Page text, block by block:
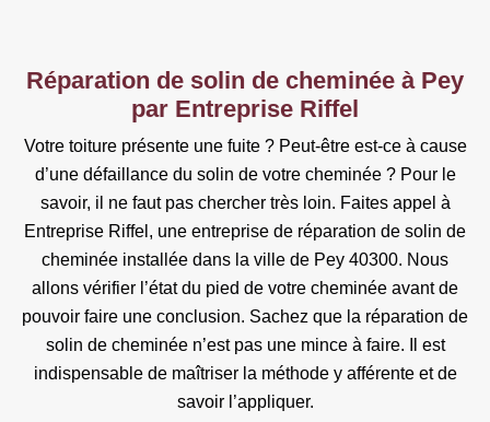
Réparation de solin de cheminée à Pey
par Entreprise Riffel
Votre toiture présente une fuite ? Peut-être est-ce à cause
d’une défaillance du solin de votre cheminée ? Pour le
savoir, il ne faut pas chercher très loin. Faites appel à
Entreprise Riffel, une entreprise de réparation de solin de
cheminée installée dans la ville de Pey 40300. Nous
allons vérifier l’état du pied de votre cheminée avant de
pouvoir faire une conclusion. Sachez que la réparation de
solin de cheminée n’est pas une mince à faire. Il est
indispensable de maîtriser la méthode y afférente et de
savoir l’appliquer.